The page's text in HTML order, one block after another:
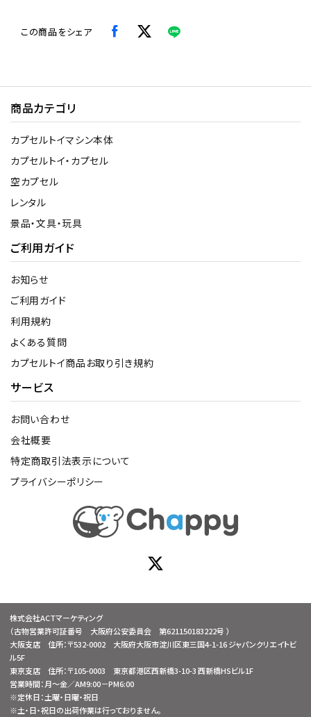
この商品をシェア
商品カテゴリ
カプセルトイマシン本体
カプセルトイ・カプセル
空カプセル
レンタル
景品・文具・玩具
ご利用ガイド
お知らせ
ご利用ガイド
利用規約
よくある質問
カプセルトイ商品お取り引き規約
サービス
お問い合わせ
会社概要
特定商取引法表示について
プライバシーポリシー
株式会社ACTマーケティング
（古物営業許可証番号 大阪府公安委員会 第621150183222号 ）
大阪支店 住所：〒532-0002 大阪府大阪市淀川区東三国4-1-16 ジャパンクリエイトビ
ル5F
東京支店 住所：〒105-0003 東京都港区西新橋3-10-3 西新橋HSビル1F
営業時間：月～金／AM9:00－PM6:00
※定休日：土曜・日曜・祝日
※土・日・祝日の出荷作業は行っておりません。